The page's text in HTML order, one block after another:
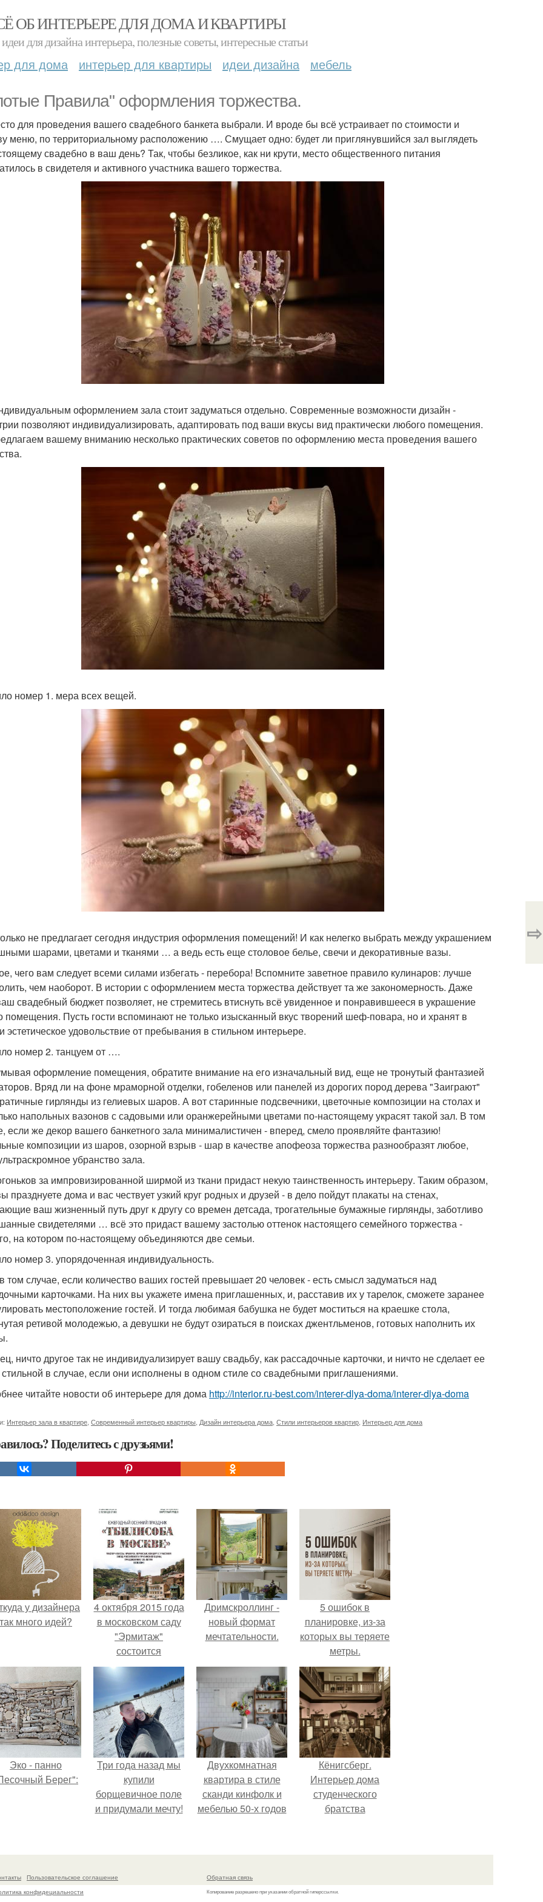
ОБ ИНТЕРЬЕРЕ ДЛЯ ДОМА И КВАРТИРЫ
для дизайна интерьера, полезные советы, интересные статьи
для дома интерьер для квартиры идеи дизайна мебель
Правила" оформления торжества.
для проведения вашего свадебного банкета выбрали. И вроде бы всё устраивает по стоимости и
меню, по территориальному расположению …. Смущает одно: будет ли приглянувшийся зал выглядеть
свадебно в ваш день? Так, чтобы безликое, как ни крути, место общественного питания
в свидетеля и активного участника вашего торжества.
оформлением зала стоит задуматься отдельно. Современные возможности дизайн -
позволяют индивидуализировать, адаптировать под ваши вкусы вид практически любого помещения.
вашему вниманию несколько практических советов по оформлению места проведения вашего
номер 1. мера всех вещей.
не предлагает сегодня индустрия оформления помещений! И как нелегко выбрать между украшением
шарами, цветами и тканями … а ведь есть еще столовое белье, свечи и декоративные вазы.
чего вам следует всеми силами избегать - перебора! Вспомните заветное правило кулинаров: лучше
чем наоборот. В истории с оформлением места торжества действует та же закономерность. Даже
свадебный бюджет позволяет, не стремитесь втиснуть всё увиденное и понравившееся в украшение
помещения. Пусть гости вспоминают не только изысканный вкус творений шеф-повара, но и хранят в
эстетическое удовольствие от пребывания в стильном интерьере.
номер 2. танцуем от ….
оформление помещения, обратите внимание на его изначальный вид, еще не тронутый фантазией
Вряд ли на фоне мраморной отделки, гобеленов или панелей из дорогих пород дерева "Заиграют"
гирлянды из гелиевых шаров. А вот старинные подсвечники, цветочные композиции на столах и
напольных вазонов с садовыми или оранжерейными цветами по-настоящему украсят такой зал. В том
если же декор вашего банкетного зала минималистичен - вперед, смело проявляйте фантазию!
композиции из шаров, озорной взрыв - шар в качестве апофеоза торжества разнообразят любое,
убранство зала.
за импровизированной ширмой из ткани придаст некую таинственность интерьеру. Таким образом,
празднуете дома и вас чествует узкий круг родных и друзей - в дело пойдут плакаты на стенах,
ваш жизненный путь друг к другу со времен детсада, трогательные бумажные гирлянды, заботливо
свидетелями … всё это придаст вашему застолью оттенок настоящего семейного торжества -
на котором по-настоящему объединяются две семьи.
номер 3. упорядоченная индивидуальность.
том случае, если количество ваших гостей превышает 20 человек - есть смысл задуматься над
карточками. На них вы укажете имена приглашенных, и, расставив их у тарелок, сможете заранее
местоположение гостей. И тогда любимая бабушка не будет моститься на краешке стола,
ретивой молодежью, а девушки не будут озираться в поисках джентльменов, готовых наполнить их
ничто другое так не индивидуализирует вашу свадьбу, как рассадочные карточки, и ничто не сделает ее
в случае, если они исполнены в одном стиле со свадебными приглашениями.
читайте новости об интерьере для дома http://interior.ru-best.com/interer-dlya-doma/interer-dlya-doma
Интерьер зала в квартире Современный интерьер квартиры Дизайн интерьера дома Стили интерьеров квартир Интерьер для дома
Поделитесь с друзьями!
⇨
у дизайнера
так много идей?
4 октября 2015 года
в московском саду
"Эрмитаж"
состоится
грузинский
праздник
"тбилисоба".
Дримскроллинг -
новый формат
мечтательности.
5 ошибок в
планировке, из-за
которых вы теряете
метры.
Эко - панно
Берег":
Три года назад мы
купили
борщевичное поле
и придумали мечту!
Двухкомнатная
квартира в стиле
сканди кинфолк и
мебелью 50-х годов
Кёнигсберг.
Интерьер дома
студенческого
братства
Пользовательское соглашение
конфидециальности
Обратная связь
Копирование разрешено при указании обратной гиперссылки.